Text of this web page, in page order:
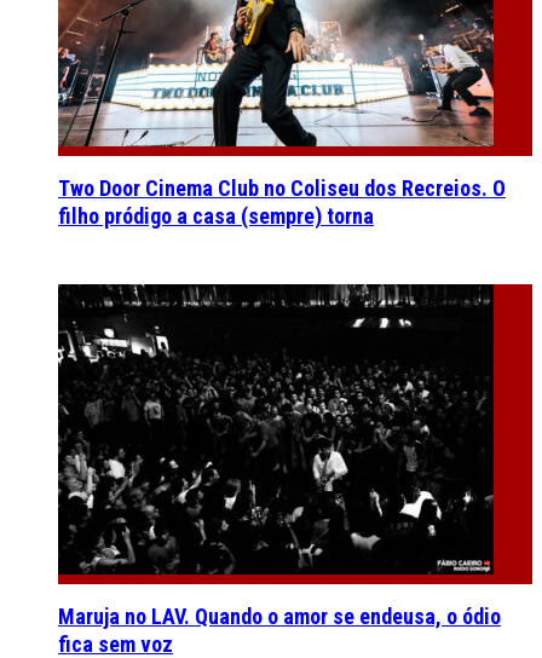
Two Door Cinema Club no Coliseu dos Recreios. O
filho pródigo a casa (sempre) torna
Maruja no LAV. Quando o amor se endeusa, o ódio
fica sem voz